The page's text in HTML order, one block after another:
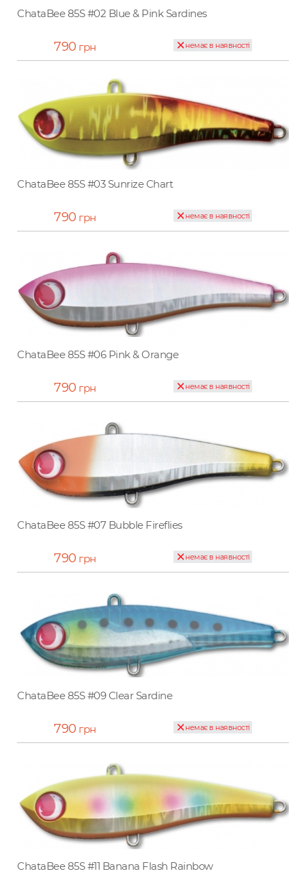
ChataBee 85S #02 Blue & Pink Sardines
790 грн немає в наявності
ChataBee 85S #03 Sunrize Chart
790 грн немає в наявності
ChataBee 85S #06 Pink & Orange
790 грн немає в наявності
ChataBee 85S #07 Bubble Fireflies
790 грн немає в наявності
ChataBee 85S #09 Clear Sardine
790 грн немає в наявності
ChataBee 85S #11 Banana Flash Rainbow